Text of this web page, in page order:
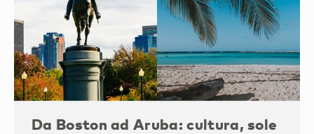
Da Boston ad Aruba: cultura, sole